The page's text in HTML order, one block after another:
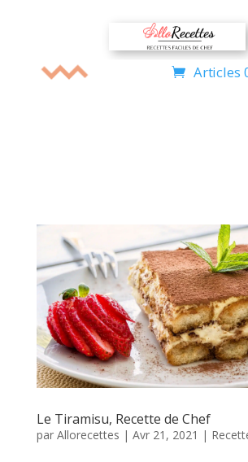
Articles
Le Tiramisu, Recette de Chef
par Allorecettes | Avr 21, 2021 |